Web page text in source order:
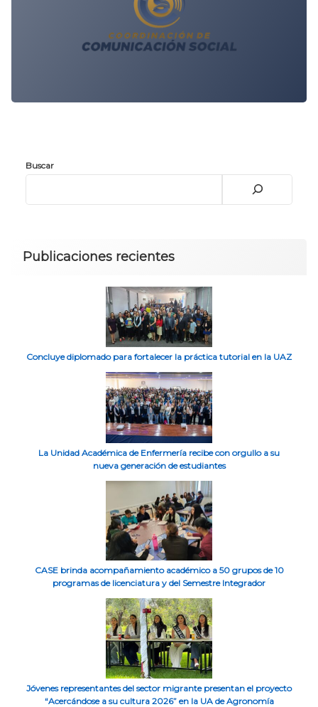
Buscar
Publicaciones recientes
Concluye diplomado para fortalecer la práctica tutorial en la UAZ
La Unidad Académica de Enfermería recibe con orgullo a su
nueva generación de estudiantes
CASE brinda acompañamiento académico a 50 grupos de 10
programas de licenciatura y del Semestre Integrador
Jóvenes representantes del sector migrante presentan el proyecto
“Acercándose a su cultura 2026” en la UA de Agronomía